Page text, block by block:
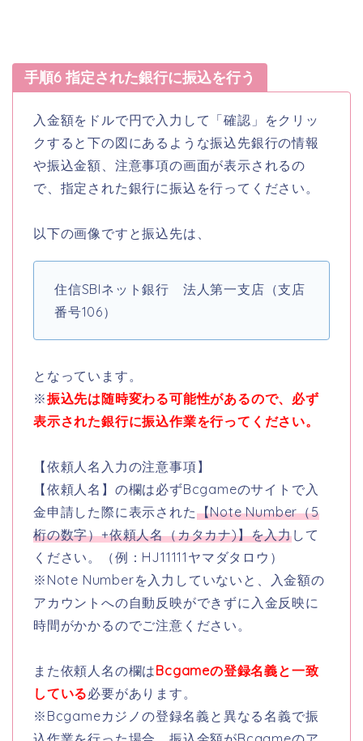
手順6 指定された銀行に振込を行う
入金額をドルで円で入力して「確認」をクリッ
クすると下の図にあるような振込先銀行の情報
や振込金額、注意事項の画面が表示されるの
で、指定された銀行に振込を行ってください。
以下の画像ですと振込先は、
住信SBIネット銀行 法人第一支店（支店
番号106）
となっています。
※振込先は随時変わる可能性があるので、必ず
表示された銀行に振込作業を行ってください。
【依頼人名入力の注意事項】
【依頼人名】の欄は必ずBcgameのサイトで入
金申請した際に表示された【Note Number（5
桁の数字）+依頼人名（カタカナ)】を入力して
ください。（例：HJ11111ヤマダタロウ）
※Note Numberを入力していないと、入金額の
アカウントへの自動反映ができずに入金反映に
時間がかかるのでご注意ください。
また依頼人名の欄はBcgameの登録名義と一致
している必要があります。
※Bcgameカジノの登録名義と異なる名義で振